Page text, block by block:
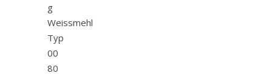
g
Weissmehl
Typ
00
80